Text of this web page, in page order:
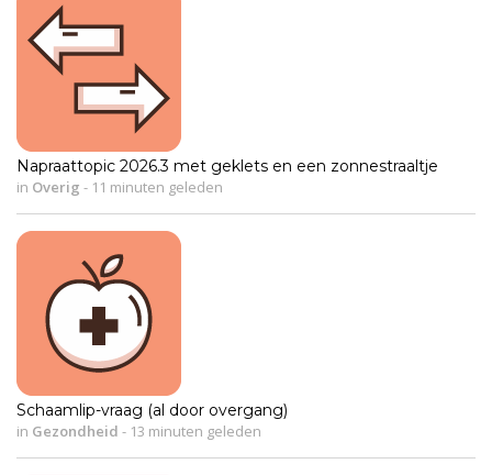
Napraattopic 2026.3 met geklets en een zonnestraaltje
in Overig - 11 minuten geleden
Schaamlip-vraag (al door overgang)
in Gezondheid - 13 minuten geleden